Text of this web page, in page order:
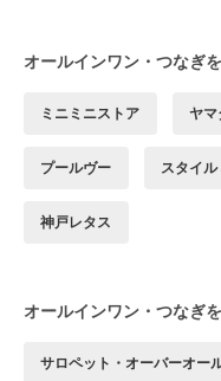
オールインワン・つなぎ
ミニミニストア ヤマ
プールヴー スタイ
神戸レタス
オールインワン・つなぎ
サロペット・オーバーオー